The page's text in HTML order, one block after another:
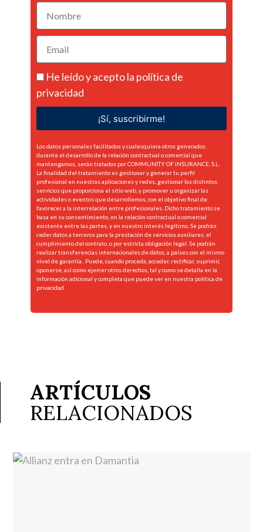
He leído y acepto la política de
privacidad
¡Sí, suscribirme!
Los datos personales facilitados y cualesquiera otros generados
durante el desarrollo de la relación contractual o comercial que
mantengamos, serán tratados por COMMUNITY OF INSURANCE, S.L.
La finalidad del tratamiento es gestionar y generar tu perfil
profesional en nuestras aplicaciones y redes, gestionar los distintos
servicios que proporciona el sitio web, y promover u organizar las
actividades o eventos que desarrollemos, con el objetivo final de
favorecer a la interrelación entre profesionales. Dicho tratamiento se
basa en su consentimiento, en la relación contractual o comercial
existente entre las partes, y en nuestro interés legítimo. Se podrán
ceder datos a terceros para la prestación de servicios auxiliares, el
cumplimiento del contrato, o por estricta obligación legal. Se podrán
realizar transferencias internacionales de datos, a países con el mismo
nivel de garantía.. Puede, cuando proceda, acceder, rectificar, suprimir,
oponerse, así como ejercer otros derechos, tal y como se detalla en la
información adicional y completa que puede ver en nuestra política de
privacidad.
ARTÍCULOS
RELACIONADOS